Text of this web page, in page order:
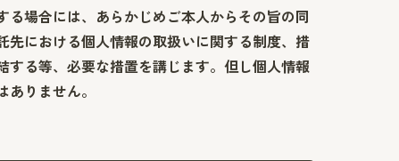
場合には、あらかじめご本人からその旨の同
における個人情報の取扱いに関する制度、措
る等、必要な措置を講じます。但し個人情報
りません。